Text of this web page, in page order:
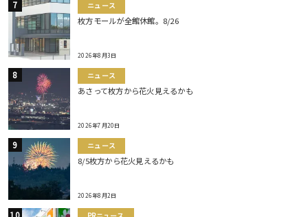
ニュース
枚方モールが全館休館。8/26
2026年8月3日
ニュース
あさって枚方から花火見えるかも
2026年7月20日
ニュース
8/5枚方から花火見えるかも
2026年8月2日